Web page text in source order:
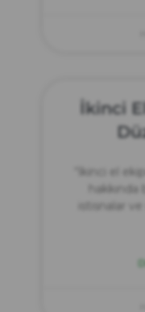
İkinci
“İkinci el
istisnalar